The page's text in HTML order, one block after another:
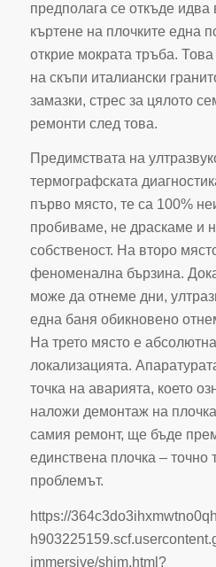
предполага се откъде идва
къртене на плочките една
открие мократа тръба.
на скъпи италиански
замазки, стрес за цялото
ремонти след това.
Предимствата на
термографската
първо място, те са 100%
пробиваме, не драскаме и
собственост. На второ
феноменална бързина.
може да отнеме дни,
една баня обикновено
На трето място е
локализацията.
точка на аварията, което
наложи демонтаж на
самия ремонт, ще бъде
единствена плочка – точно
проблемът.
https://
immersive/shim.html?